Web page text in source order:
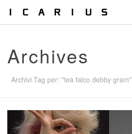
Archives
Archivi Tag per: "tea falco debby gram"